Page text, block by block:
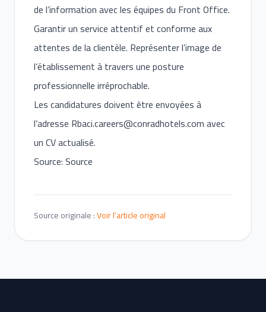
de l’information avec les équipes du Front Office.
Garantir un service attentif et conforme aux
attentes de la clientèle. Représenter l’image de
l’établissement à travers une posture
professionnelle irréprochable.
Les candidatures doivent être envoyées à
l’adresse Rbaci.careers@conradhotels.comavec
un CV actualisé.
Source: Source
Source originale :Voir l’article original